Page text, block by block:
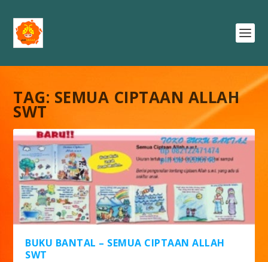
TAG: SEMUA CIPTAAN ALLAH
SWT
BUKU BANTAL – SEMUA CIPTAAN ALLAH
SWT